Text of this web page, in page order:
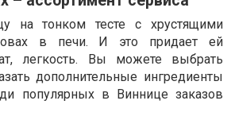
на тонком тесте с хрустящими
в печи. И это придает ей
легкость. Вы можете выбрать
дополнительные ингредиенты
популярных в Виннице заказов